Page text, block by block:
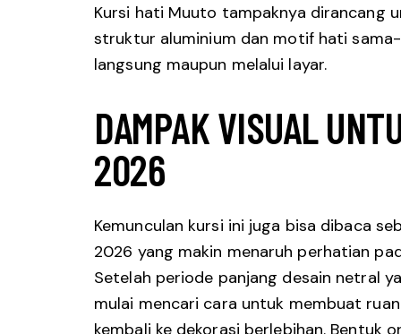
Kursi hati Muuto tampaknya dirancang
struktur aluminium dan motif hati
langsung maupun melalui layar.
DAMPAK VISUAL
2026
Kemunculan kursi ini juga bisa dibaca
2026 yang makin menaruh perhatian
Setelah periode panjang desain netral
mulai mencari cara untuk membuat
kembali ke dekorasi berlebihan. Bentuk